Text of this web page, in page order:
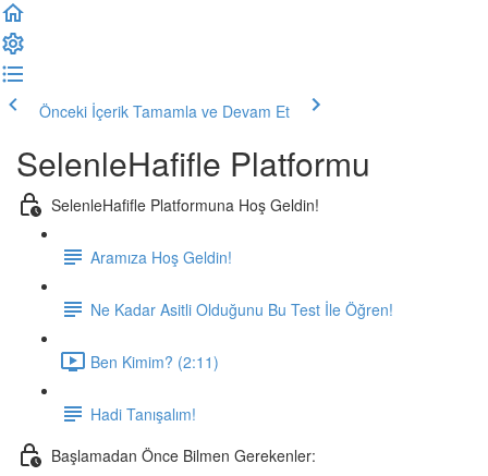
Önceki İçerik Tamamla ve Devam Et
SelenleHafifle Platformu
SelenleHafifle Platformuna Hoş Geldin!
Aramıza Hoş Geldin!
Ne Kadar Asitli Olduğunu Bu Test İle Öğren!
Ben Kimim? (2:11)
Hadi Tanışalım!
Başlamadan Önce Bilmen Gerekenler: